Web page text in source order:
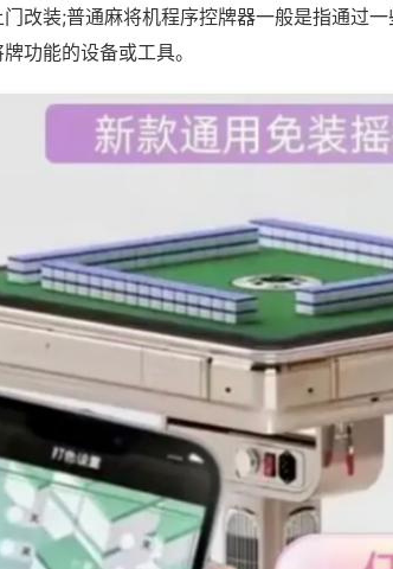
改装;普通麻将机程序控牌器一般是指通过
功能的设备或工具。